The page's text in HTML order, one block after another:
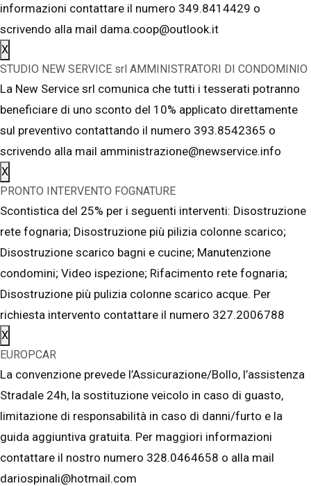
informazioni contattare il numero 349.8414429 o
scrivendo alla mail dama.coop@outlook.it
X
STUDIO NEW SERVICE srl AMMINISTRATORI DI CONDOMINIO
La New Service srl comunica che tutti i tesserati potranno
beneficiare di uno sconto del 10% applicato direttamente
sul preventivo contattando il numero 393.8542365 o
scrivendo alla mail amministrazione@newservice.info
X
PRONTO INTERVENTO FOGNATURE
Scontistica del 25% per i seguenti interventi: Disostruzione
rete fognaria; Disostruzione più pilizia colonne scarico;
Disostruzione scarico bagni e cucine; Manutenzione
condomini; Video ispezione; Rifacimento rete fognaria;
Disostruzione più pulizia colonne scarico acque. Per
richiesta intervento contattare il numero 327.2006788
X
EUROPCAR
La convenzione prevede l’Assicurazione/Bollo, l’assistenza
Stradale 24h, la sostituzione veicolo in caso di guasto,
limitazione di responsabilità in caso di danni/furto e la
guida aggiuntiva gratuita. Per maggiori informazioni
contattare il nostro numero 328.0464658 o alla mail
dariospinali@hotmail.com